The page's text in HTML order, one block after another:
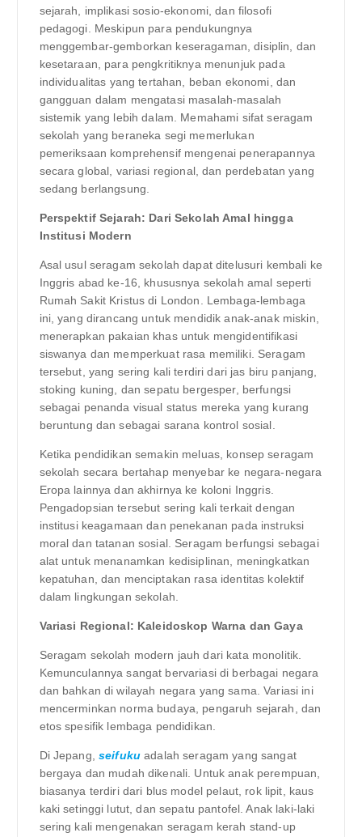
sejarah, implikasi sosio-ekonomi, dan filosofi
pedagogi. Meskipun para pendukungnya
menggembar-gemborkan keseragaman, disiplin, dan
kesetaraan, para pengkritiknya menunjuk pada
individualitas yang tertahan, beban ekonomi, dan
gangguan dalam mengatasi masalah-masalah
sistemik yang lebih dalam. Memahami sifat seragam
sekolah yang beraneka segi memerlukan
pemeriksaan komprehensif mengenai penerapannya
secara global, variasi regional, dan perdebatan yang
sedang berlangsung.
Perspektif Sejarah: Dari Sekolah Amal hingga
Institusi Modern
Asal usul seragam sekolah dapat ditelusuri kembali ke
Inggris abad ke-16, khususnya sekolah amal seperti
Rumah Sakit Kristus di London. Lembaga-lembaga
ini, yang dirancang untuk mendidik anak-anak miskin,
menerapkan pakaian khas untuk mengidentifikasi
siswanya dan memperkuat rasa memiliki. Seragam
tersebut, yang sering kali terdiri dari jas biru panjang,
stoking kuning, dan sepatu bergesper, berfungsi
sebagai penanda visual status mereka yang kurang
beruntung dan sebagai sarana kontrol sosial.
Ketika pendidikan semakin meluas, konsep seragam
sekolah secara bertahap menyebar ke negara-negara
Eropa lainnya dan akhirnya ke koloni Inggris.
Pengadopsian tersebut sering kali terkait dengan
institusi keagamaan dan penekanan pada instruksi
moral dan tatanan sosial. Seragam berfungsi sebagai
alat untuk menanamkan kedisiplinan, meningkatkan
kepatuhan, dan menciptakan rasa identitas kolektif
dalam lingkungan sekolah.
Variasi Regional: Kaleidoskop Warna dan Gaya
Seragam sekolah modern jauh dari kata monolitik.
Kemunculannya sangat bervariasi di berbagai negara
dan bahkan di wilayah negara yang sama. Variasi ini
mencerminkan norma budaya, pengaruh sejarah, dan
etos spesifik lembaga pendidikan.
Di Jepang,seifuku adalah seragam yang sangat
bergaya dan mudah dikenali. Untuk anak perempuan,
biasanya terdiri dari blus model pelaut, rok lipit, kaus
kaki setinggi lutut, dan sepatu pantofel. Anak laki-laki
sering kali mengenakan seragam kerah stand-up